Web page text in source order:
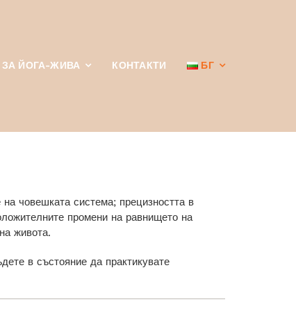
ЗА ЙОГА-ЖИВА КОНТАКТИ БГ
човешката система; прецизността в
промени на равнището на
живота.
в състояние да практикувате